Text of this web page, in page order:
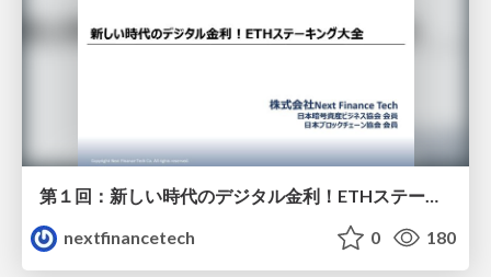
nextfinancetech
0 180